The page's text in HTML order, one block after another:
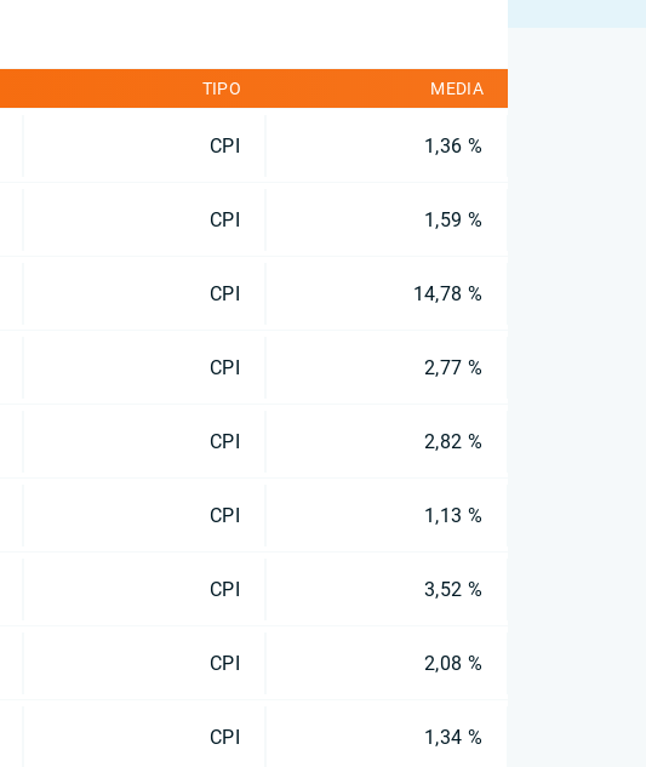
TIPO MEDIA
CPI 1,36 %
CPI 1,59 %
CPI 14,78 %
CPI 2,77 %
CPI 2,82 %
CPI 1,13 %
CPI 3,52 %
CPI 2,08 %
CPI 1,34 %